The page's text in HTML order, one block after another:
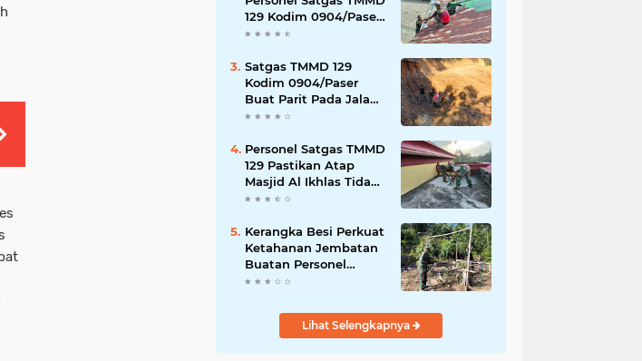
129 Kodim 0904/Paser
Cat Atap Rumah
Satgas TMMD 129
Kodim 0904/Paser
Buat Parit Pada Jalan
Baru
Personel Satgas TMMD
129 Pastikan Atap
Masjid Al Ikhlas Tidak
Bocor Lagi
Kerangka Besi Perkuat
Ketahanan Jembatan
Buatan Personel
TMMD 129
Lihat Selengkapnya